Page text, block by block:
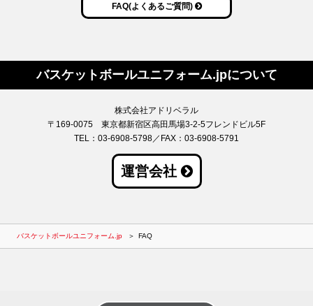
FAQ(よくあるご質問)
バスケットボールユニフォーム.jpについて
株式会社アドリベラル
〒169-0075 東京都新宿区高田馬場3-2-5フレンドビル5F
TEL：03-6908-5798／FAX：03-6908-5791
運営会社
バスケットボールユニフォーム.jp FAQ